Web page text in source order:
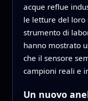
acque reflue
le letture del loro
strumento di
hanno mostrato
che il sensore
campioni reali e
Un nuovo